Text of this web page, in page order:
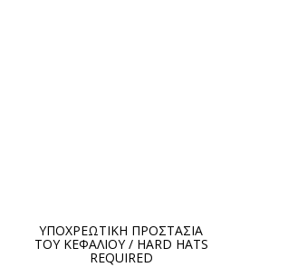
ΥΠΟΧΡΕΩΤΙΚΗ ΠΡΟΣΤΑΣΙΑ
ΤΟΥ ΚΕΦΑΛΙΟΥ / HARD HATS
REQUIRED